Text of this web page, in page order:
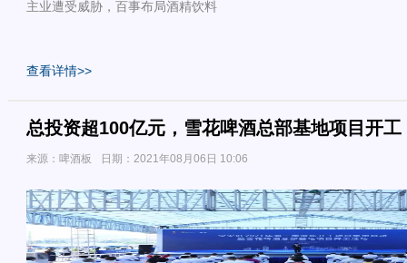
主业遭受威胁，百事布局酒精饮料
查看详情>>
总投资超100亿元，雪花啤酒总部基地项目开工
来源：啤酒板 日期：2021年08月06日 10:06